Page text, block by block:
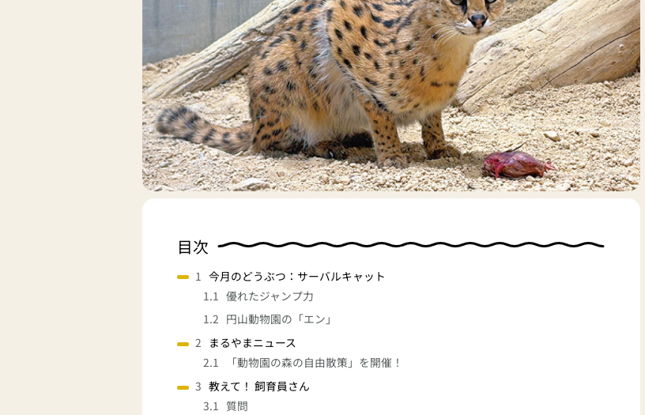
目次
今月のどうぶつ：サーバルキャット
優れたジャンプ力
円山動物園の「エン」
まるやまニュース
「動物園の森の自由散策」を開催！
教えて！ 飼育員さん
質問